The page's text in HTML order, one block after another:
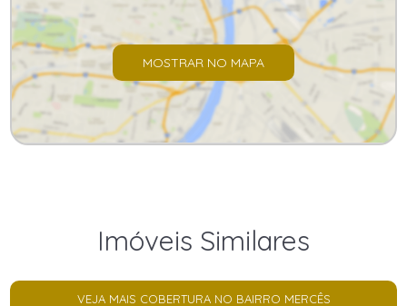
MOSTRAR NO MAPA
Imóveis Similares
VEJA MAIS COBERTURA NO BAIRRO MERCÊS